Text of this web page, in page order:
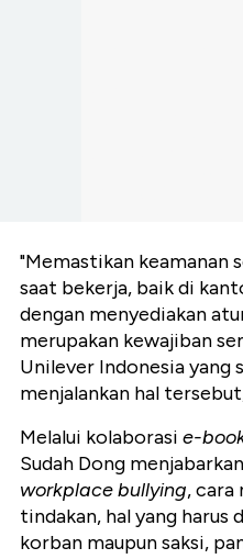
"Memastikan keamanan
saat bekerja, baik di
dengan menyediakan
merupakan kewajiban
Unilever Indonesia yang
menjalankan hal
Melalui kolaborasi e-
Sudah Dong
workplace bullying,
tindakan, hal yang harus
korban maupun saksi,